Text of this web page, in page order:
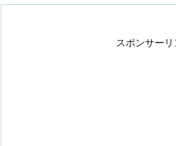
スポンサーリ